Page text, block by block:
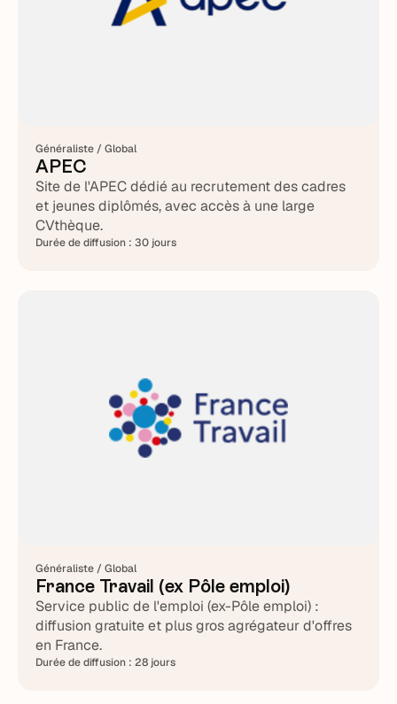
Généraliste / Global
APEC
Site de l'APEC dédié au recrutement des cadres
et jeunes diplômés, avec accès à une large
CVthèque.
Durée de diffusion :30 jours
Généraliste / Global
France Travail (ex Pôle emploi)
Service public de l'emploi (ex-Pôle emploi) :
diffusion gratuite et plus gros agrégateur d'offres
en France.
Durée de diffusion :28 jours